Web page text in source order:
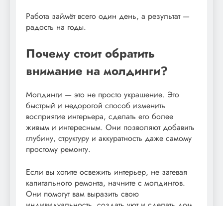
Работа займёт всего один день, а результат —
радость на годы.
Почему стоит обратить
внимание на молдинги?
Молдинги — это не просто украшение. Это
быстрый и недорогой способ изменить
восприятие интерьера, сделать его более
живым и интересным. Они позволяют добавить
глубину, структуру и аккуратность даже самому
простому ремонту.
Если вы хотите освежить интерьер, не затевая
капитального ремонта, начните с молдингов.
Они помогут вам выразить свою